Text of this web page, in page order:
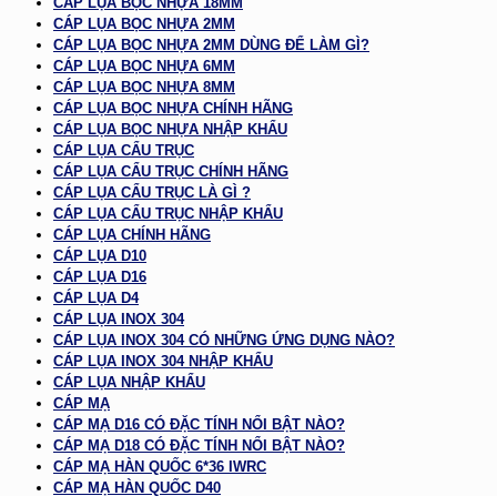
CÁP LỤA BỌC NHỰA 2MM
CÁP LỤA BỌC NHỰA 2MM DÙNG ĐỂ LÀM GÌ?
CÁP LỤA BỌC NHỰA 6MM
CÁP LỤA BỌC NHỰA 8MM
CÁP LỤA BỌC NHỰA CHÍNH HÃNG
CÁP LỤA BỌC NHỰA NHẬP KHẨU
CÁP LỤA CẨU TRỤC
CÁP LỤA CẨU TRỤC CHÍNH HÃNG
CÁP LỤA CẨU TRỤC LÀ GÌ ?
CÁP LỤA CẨU TRỤC NHẬP KHẨU
CÁP LỤA CHÍNH HÃNG
CÁP LỤA D10
CÁP LỤA D16
CÁP LỤA D4
CÁP LỤA INOX 304
CÁP LỤA INOX 304 CÓ NHỮNG ỨNG DỤNG NÀO?
CÁP LỤA INOX 304 NHẬP KHẨU
CÁP LỤA NHẬP KHẨU
CÁP MẠ
CÁP MẠ D16 CÓ ĐẶC TÍNH NỔI BẬT NÀO?
CÁP MẠ D18 CÓ ĐẶC TÍNH NỔI BẬT NÀO?
CÁP MẠ HÀN QUỐC 6*36 IWRC
CÁP MẠ HÀN QUỐC D40